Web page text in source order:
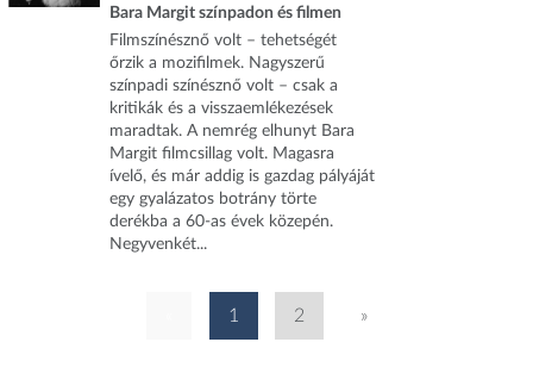
Bara Margit színpadon és filmen
Filmszínésznő volt – tehetségét
őrzik a mozifilmek. Nagyszerű
színpadi színésznő volt – csak a
kritikák és a visszaemlékezések
maradtak. A nemrég elhunyt Bara
Margit filmcsillag volt. Magasra
ívelő, és már addig is gazdag pályáját
egy gyalázatos botrány törte
derékba a 60-as évek közepén.
Negyvenkét...
1 2 »